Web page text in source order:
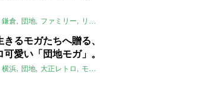
鎌倉 団地 ファミリー リノベーション
るモガたちへ贈る、
可愛い「団地モガ」。
横浜 団地 大正レトロ モダン